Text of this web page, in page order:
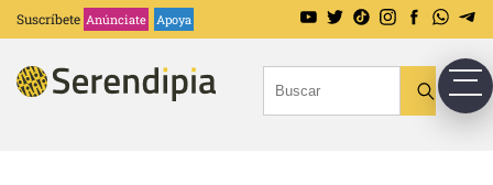
Suscríbete Anúnciate Apoya